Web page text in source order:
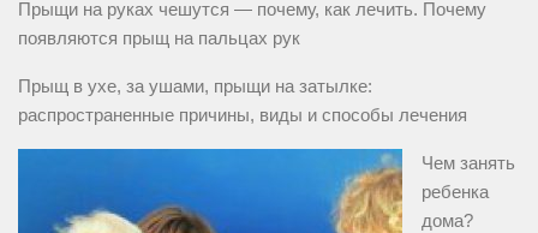
Прыщи на руках чешутся — почему, как лечить. Почему
появляются прыщ на пальцах рук
Прыщ в ухе, за ушами, прыщи на затылке:
распространенные причины, виды и способы лечения
Чем занять
ребенка
дома?